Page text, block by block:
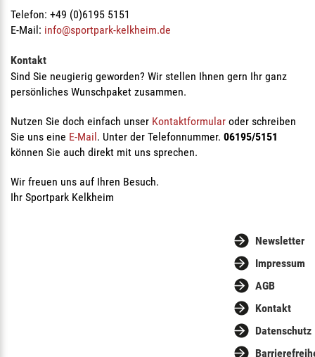
Telefon: +49 (0)6195 5151
E-Mail: info@sportpark-kelkheim.de
Kontakt
Sind Sie neugierig geworden? Wir stellen Ihnen gern Ihr ganz
persönliches Wunschpaket zusammen.
Nutzen Sie doch einfach unser Kontaktformular oder schreiben
Sie uns eine E-Mail. Unter der Telefonnummer. 06195/5151
können Sie auch direkt mit uns sprechen.
Wir freuen uns auf Ihren Besuch.
Ihr Sportpark Kelkheim
Newsletter
Impressum
AGB
Kontakt
Datenschutz